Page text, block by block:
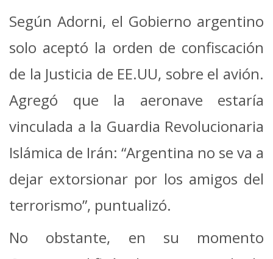
Según Adorni, el Gobierno argentino
solo aceptó la orden de confiscación
de la Justicia de EE.UU, sobre el avión.
Agregó que la aeronave estaría
vinculada a la Guardia Revolucionaria
Islámica de Irán: “Argentina no se va a
dejar extorsionar por los amigos del
terrorismo”, puntualizó.
No obstante, en su momento